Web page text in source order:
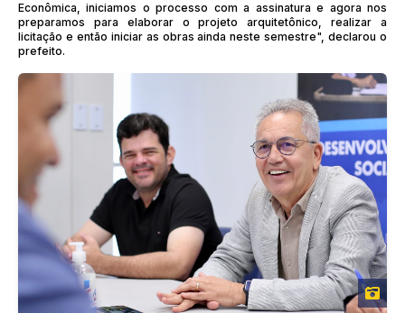
Econômica, iniciamos o processo com a assinatura e agora nos
preparamos para elaborar o projeto arquitetônico, realizar a
licitação e então iniciar as obras ainda neste semestre", declarou o
prefeito.